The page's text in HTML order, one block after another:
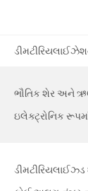
ભૌતિક શેર અને
ઇલેક્ટ્રોનિક રૂપમાં
ડીમટીરિયલાઈઝ્ડ